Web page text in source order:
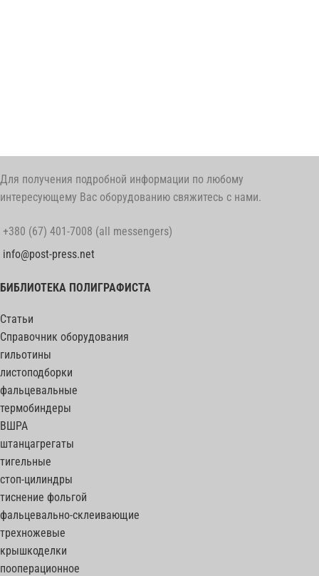
Для получения подробной информации по любому
интересующему Вас оборудованию свяжитесь с нами.
+380 (67) 401-7008 (all messengers)
info@post-press.net
БИБЛИОТЕКА ПОЛИГРАФИСТА
Статьи
Справочник оборудования
гильотины
листоподборки
фальцевальные
термобиндеры
ВШРА
штанцагрегаты
тигельные
стоп-цилиндры
тиснение фольгой
фальцевально-склеивающие
трехножевые
крышкоделки
пооперационное